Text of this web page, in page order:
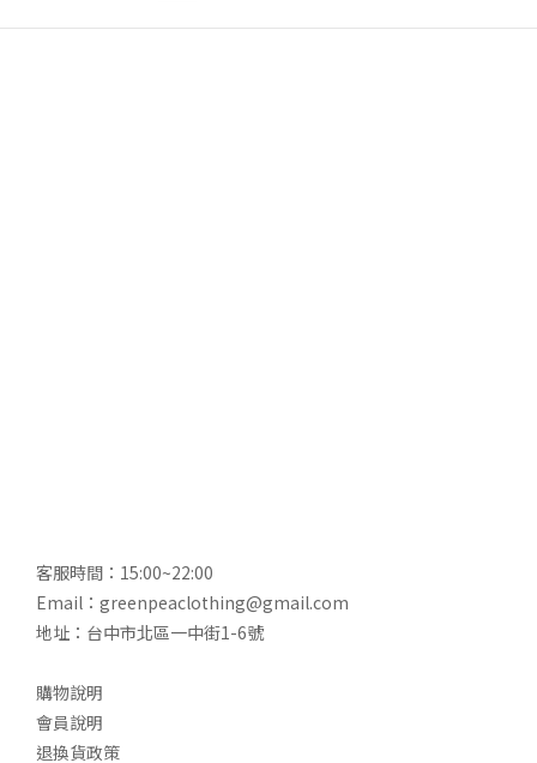
客服時間：15:00~22:00
Email：greenpeaclothing@gmail.com
地址：台中市北區一中街1-6號
購物說明
會員說明
退換貨政策